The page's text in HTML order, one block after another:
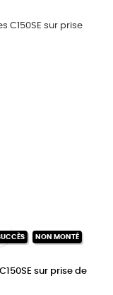
NON MONTÉ
sur prise de